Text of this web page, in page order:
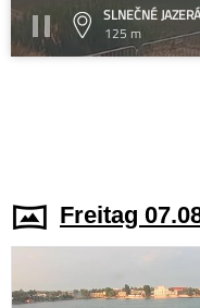
SLNEČNÉ
125 m
Freitag